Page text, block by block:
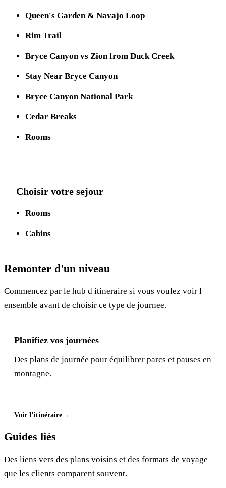
Queen's Garden & Navajo Loop
Rim Trail
Bryce Canyon vs Zion from Duck Creek
Stay Near Bryce Canyon
Bryce Canyon National Park
Cedar Breaks
Rooms
Choisir votre sejour
Rooms
Cabins
Remonter d'un niveau
Commencez par le hub d itineraire si vous voulez voir l
ensemble avant de choisir ce type de journee.
Planifiez vos journées
Des plans de journée pour équilibrer parcs et pauses en
montagne.
Voir l’itinéraire
Guides liés
Des liens vers des plans voisins et des formats de voyage
que les clients comparent souvent.